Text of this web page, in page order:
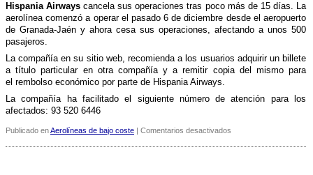
Hispania Airways cancela sus operaciones tras poco más de 15 dí­as. La
aerolí­nea comenzó a operar el pasado 6 de diciembre desde el aeropuerto
de Granada-Jaén y ahora cesa sus operaciones, afectando a unos 500
pasajeros.
La compañí­a en su sitio web, recomienda a los usuarios adquirir un billete
a tí­tulo particular en otra compañí­a y a remitir copia del mismo para
el rembolso económico por parte de Hispania Airways.
La compañí­a ha facilitado el siguiente número de atención para los
afectados: 93 520 6446
Publicado enAerolíneas de bajo coste | Comentarios desactivados